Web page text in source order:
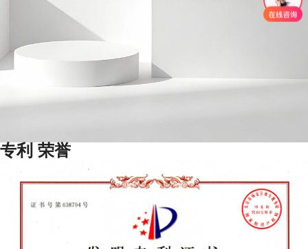
专利 荣誉